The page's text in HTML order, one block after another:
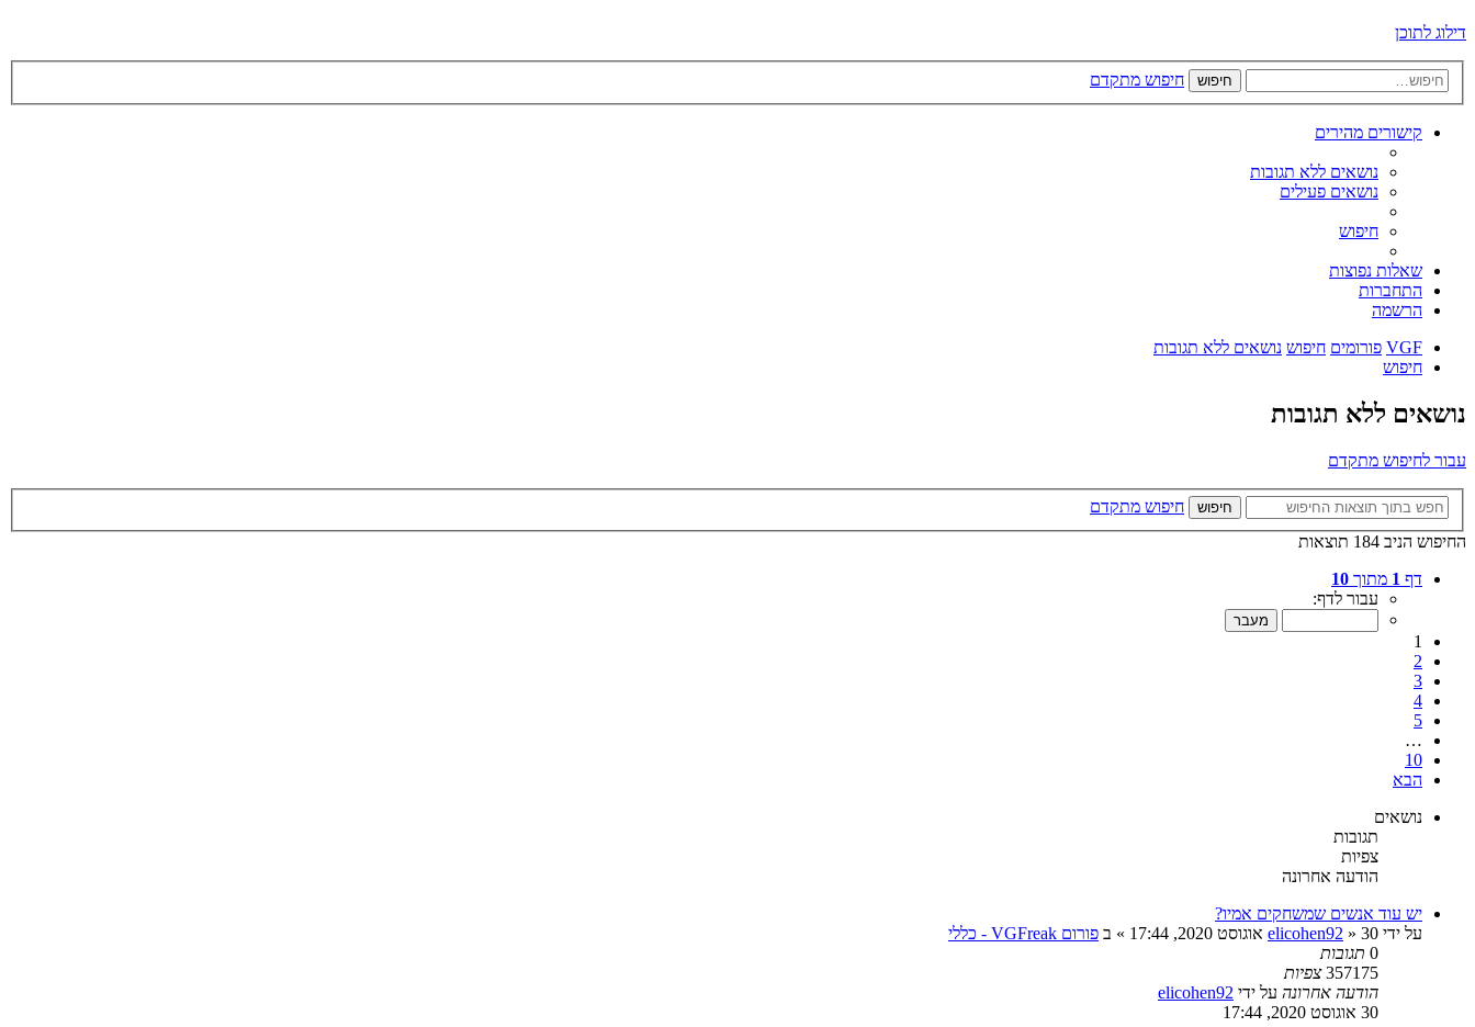
דילוג לתוכן
חיפוש חיפוש מתקדם
קישורים מהירים
נושאים ללא תגובות
נושאים פעילים
חיפוש
שאלות נפוצות
התחברות
הרשמה
VGF פורומים חיפוש נושאים ללא תגובות
חיפוש
נושאים ללא תגובות
עבור לחיפוש מתקדם
חיפוש
חיפוש מתקדם
החיפוש הניב 184 תוצאות
דף 1 מתוך 10
עבור לדף:
1
2
3
4
5
…
10
הבא
נושאים
תגובות
צפיות
הודעה אחרונה
יש עוד אנשים שמשחקים אמיו?
על ידי
elicohen92 » 30 אוגוסט 2020, 17:44 » ב פורום VGFreak - כללי
0 תגובות
357175 צפיות
הודעה אחרונה על ידי elicohen92
30 אוגוסט 2020, 17:44